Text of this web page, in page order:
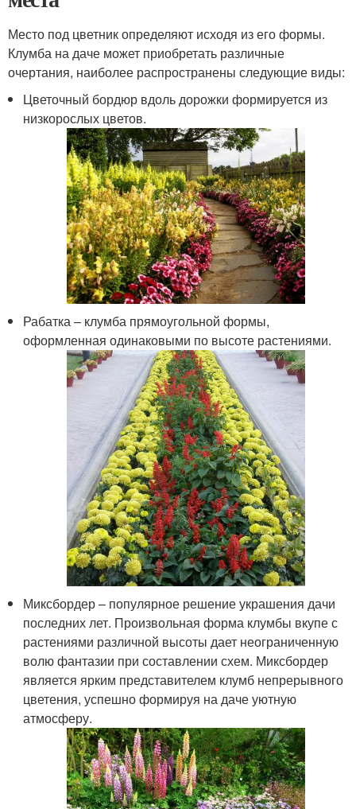
Место под цветник определяют исходя из его формы.
Клумба на даче может приобретать различные
очертания, наиболее распространены следующие виды:
Цветочный бордюр вдоль дорожки формируется из
низкорослых цветов.
Рабатка – клумба прямоугольной формы,
оформленная одинаковыми по высоте растениями.
Миксбордер – популярное решение украшения дачи
последних лет. Произвольная форма клумбы вкупе с
растениями различной высоты дает неограниченную
волю фантазии при составлении схем. Миксбордер
является ярким представителем клумб непрерывного
цветения, успешно формируя на даче уютную
атмосферу.